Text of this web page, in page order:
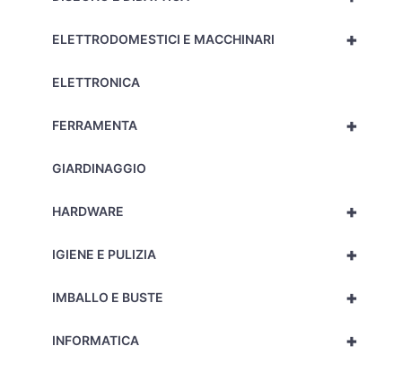
+
ELETTRODOMESTICI E MACCHINARI
ELETTRONICA
+
FERRAMENTA
GIARDINAGGIO
+
HARDWARE
+
IGIENE E PULIZIA
+
IMBALLO E BUSTE
+
INFORMATICA